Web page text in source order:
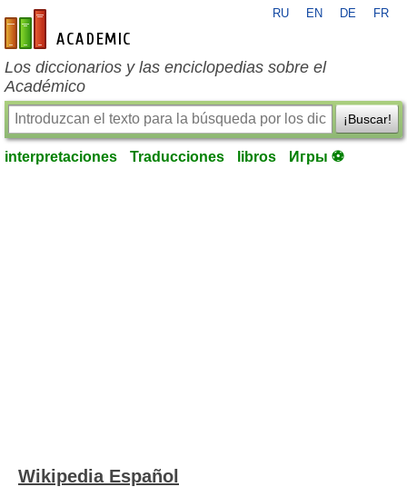
es-academic.com
RU EN DE FR
Los diccionarios y las enciclopedias sobre el
Académico
¡Buscar!
interpretaciones Traducciones libros Игры ⚽
Wikipedia Español